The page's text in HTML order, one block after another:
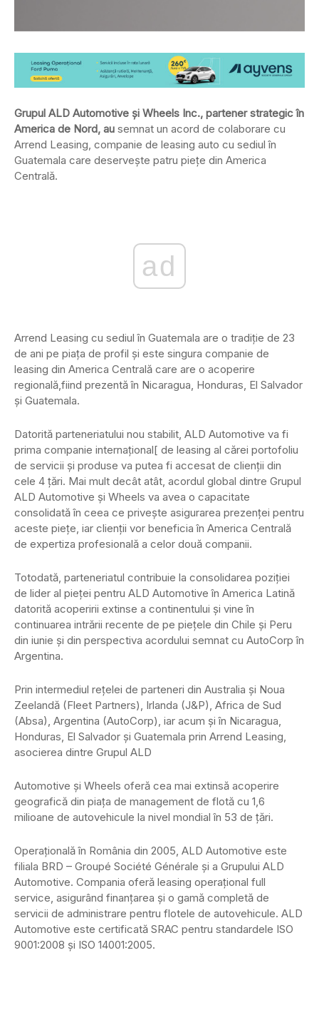
Grupul ALD Automotive şi Wheels Inc., partener strategic în
America de Nord, au semnat un acord de colaborare cu
Arrend Leasing, companie de leasing auto cu sediul în
Guatemala care deserveşte patru pieţe din America
Centrală.
ad
Arrend Leasing cu sediul în Guatemala are o tradiţie de 23
de ani pe piaţa de profil şi este singura companie de
leasing din America Centrală care are o acoperire
regională,fiind prezentă în Nicaragua, Honduras, El Salvador
şi Guatemala.
Datorită parteneriatului nou stabilit, ALD Automotive va fi
prima companie internaţional[ de leasing al cărei portofoliu
de servicii şi produse va putea fi accesat de clienţii din
cele 4 ţări. Mai mult decât atât, acordul global dintre Grupul
ALD Automotive şi Wheels va avea o capacitate
consolidată în ceea ce priveşte asigurarea prezenţei pentru
aceste pieţe, iar clienţii vor beneficia în America Centrală
de expertiza profesională a celor două companii.
Totodată, parteneriatul contribuie la consolidarea poziţiei
de lider al pieţei pentru ALD Automotive în America Latină
datorită acoperirii extinse a continentului şi vine în
continuarea intrării recente de pe pieţele din Chile şi Peru
din iunie şi din perspectiva acordului semnat cu AutoCorp în
Argentina.
Prin intermediul reţelei de parteneri din Australia şi Noua
Zeelandă (Fleet Partners), Irlanda (J&P), Africa de Sud
(Absa), Argentina (AutoCorp), iar acum şi în Nicaragua,
Honduras, El Salvador şi Guatemala prin Arrend Leasing,
asocierea dintre Grupul ALD
Automotive şi Wheels oferă cea mai extinsă acoperire
geografică din piaţa de management de flotă cu 1,6
milioane de autovehicule la nivel mondial în 53 de ţări.
Operaţională în România din 2005, ALD Automotive este
filiala BRD – Groupé Société Générale şi a Grupului ALD
Automotive. Compania oferă leasing operaţional full
service, asigurând finanţarea şi o gamă completă de
servicii de administrare pentru flotele de autovehicule. ALD
Automotive este certificată SRAC pentru standardele ISO
9001:2008 şi ISO 14001:2005.